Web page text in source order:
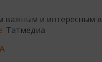
важным и интересным в
Татмедиа